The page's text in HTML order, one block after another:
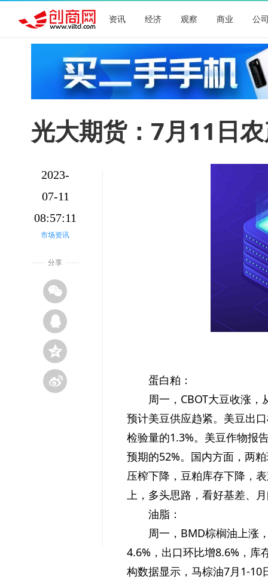
资讯 经济 观察 商业 公
光大期货：7月11日
2023-
07-11
08:57:11
市场资讯
分享
蛋白粕：
周一，CBOT大豆收涨
预计美豆供应趋紧。美豆出
检验量的1.3%。美豆作物报
预期的52%。国内方面，两
压榨下降，豆粕库存下降，
上，多头思路，看好基差、
油脂：
周一，BMD棕榈油上涨
4.6%，出口环比增8.6%，库
构数据显示，马棕油7月1-10